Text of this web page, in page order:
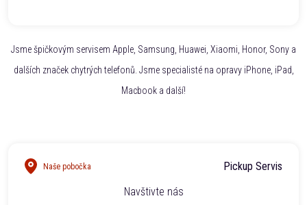
Jsme špičkovým servisem Apple, Samsung, Huawei, Xiaomi, Honor, Sony a
dalších značek chytrých telefonů. Jsme specialisté na opravy iPhone, iPad,
Macbook a další!
Naše pobočka
Pickup Servis
Navštivte nás